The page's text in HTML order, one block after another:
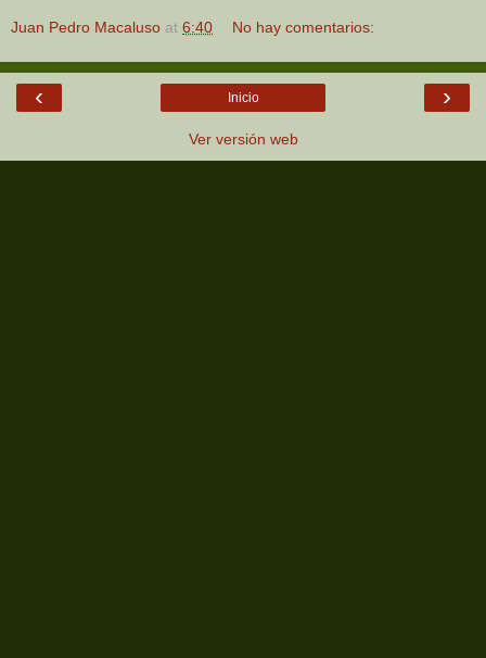
Juan Pedro Macaluso at 6:40 No hay comentarios:
‹ ›
Inicio
Ver versión web